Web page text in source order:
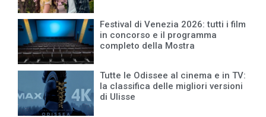
Festival di Venezia 2026: tutti i film
in concorso e il programma
completo della Mostra
Tutte le Odissee al cinema e in TV:
la classifica delle migliori versioni
di Ulisse